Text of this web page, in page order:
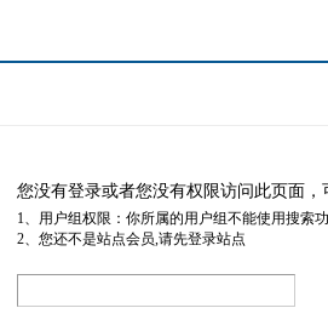
您没有登录或者您没有权限访问此页面
1、用户组权限：你所属的用户组不能使用搜索
2、您还不是站点会员,请先登录站点